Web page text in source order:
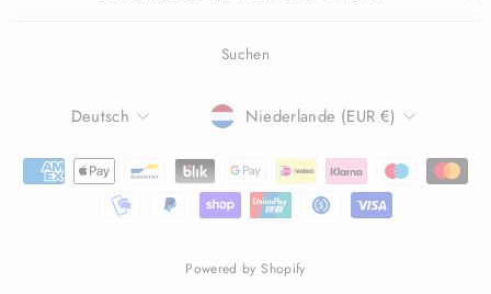
Suchen
SPRACHE
Deutsch WÄHRUNG
Niederlande (EUR €)
Powered by Shopify